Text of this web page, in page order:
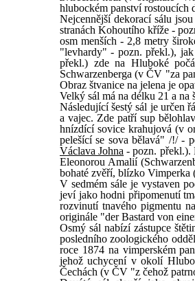
hlubockém panství rostoucích
Nejcennější dekorací sálu
stranách Kohoutího kříže -
osm menších - 2,8 metry
"levhardy" - pozn. překl.),
překl.) zde na Hluboké
Schwarzenberga (v ČV "za
Obraz štvanice na jelena je
Velký sál má na délku 21 a na
Následující šestý sál je určen
a vajec. Zde patří sup
hnízdící sovice krahujová (v
pelešící se sova bělavá" /!/ -
Václava Johna - pozn. překl.).
Eleonorou Amalií
bohaté zvěří, blízko Vimperka
V sedmém sále je vystaven
jeví jako hodni připomenutí
rozvinutí tnavého pigmentu
originále "der Bastard von
Osmý sál nabízí zástupce
posledního zoologického
roce 1874 na vimperském
jehož uchycení v okolí
Čechách (v ČV "z čehož